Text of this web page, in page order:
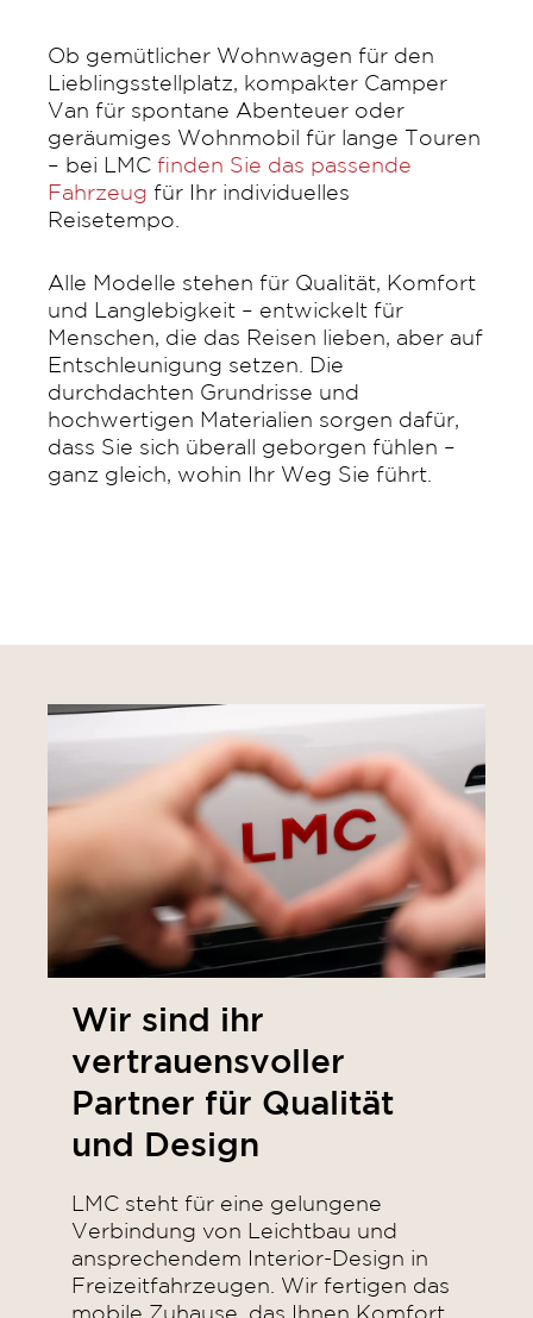
Ob gemütlicher Wohnwagen für den
Lieblingsstellplatz, kompakter Camper
Van für spontane Abenteuer oder
geräumiges Wohnmobil für lange Touren
– bei LMC finden Sie das passende
Fahrzeug für Ihr individuelles
Reisetempo.
Alle Modelle stehen für Qualität, Komfort
und Langlebigkeit – entwickelt für
Menschen, die das Reisen lieben, aber auf
Entschleunigung setzen. Die
durchdachten Grundrisse und
hochwertigen Materialien sorgen dafür,
dass Sie sich überall geborgen fühlen –
ganz gleich, wohin Ihr Weg Sie führt.
Wir sind ihr
vertrauensvoller
Partner für Qualität
und Design
LMC steht für eine gelungene
Verbindung von Leichtbau und
ansprechendem Interior-Design in
Freizeitfahrzeugen. Wir fertigen das